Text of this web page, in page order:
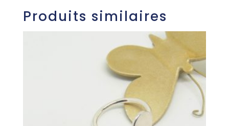
Produits similaires